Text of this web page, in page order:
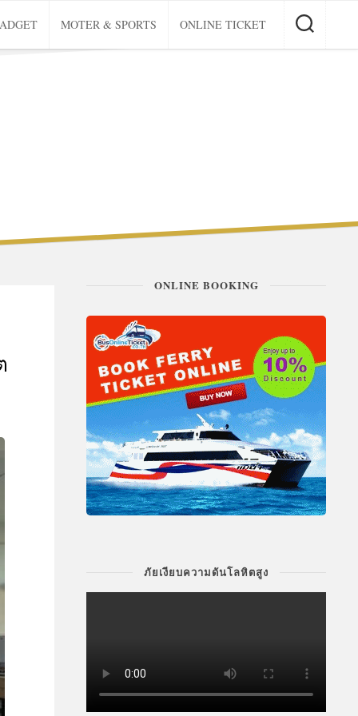
MOTER & SPORTS ONLINE TICKET
ONLINE BOOKING
ภัยเงียบความดันโลหิตสูง